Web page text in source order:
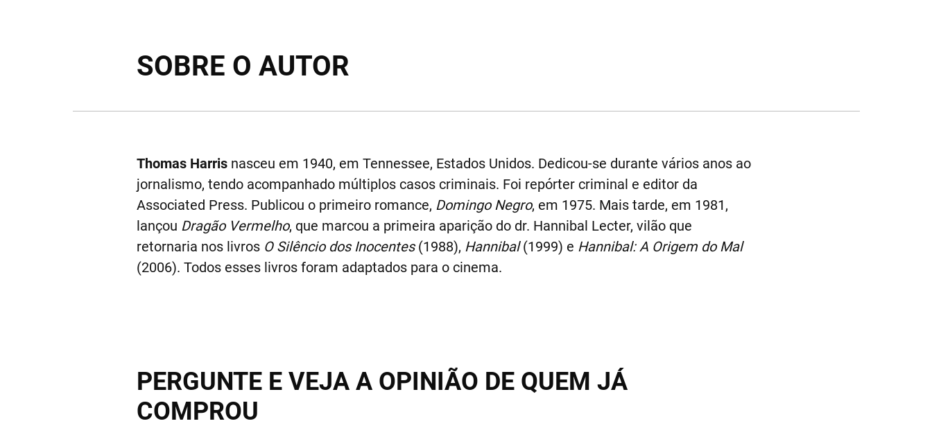
SOBRE O AUTOR
Thomas Harrisnasceu em 1940, em Tennessee, Estados Unidos. Dedicou-se durante vários anos ao
jornalismo, tendo acompanhado múltiplos casos criminais. Foi repórter criminal e editor da
Associated Press. Publicou o primeiro romance, Domingo Negro, em 1975. Mais tarde, em 1981,
lançou Dragão Vermelho, que marcou a primeira aparição do dr. Hannibal Lecter, vilão que
retornaria nos livros O Silêncio dos Inocentes(1988), Hannibal(1999) e Hannibal: A Origem do Mal
(2006). Todos esses livros foram adaptados para o cinema.
PERGUNTE E VEJA A OPINIÃO DE QUEM JÁ
COMPROU